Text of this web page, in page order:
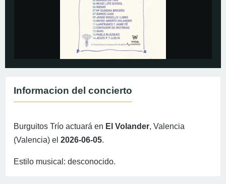
Informacion del concierto
Burguitos Trío actuará en El Volander, Valencia
(Valencia) el 2026-06-05.
Estilo musical: desconocido.